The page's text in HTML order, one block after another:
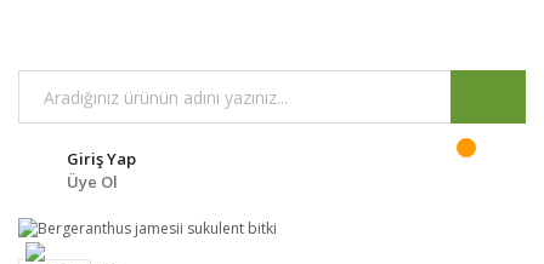
Giriş Yap
Üye Ol